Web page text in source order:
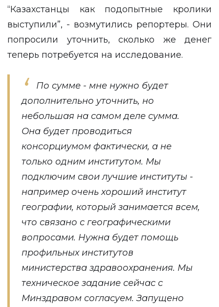
“Казахстанцы как подопытные кролики
выступили”, - возмутились репортеры. Они
попросили уточнить, сколько же денег
теперь потребуется на исследование.
По сумме - мне нужно будет
дополнительно уточнить, но
небольшая на самом деле сумма.
Она будет проводиться
консорциумом фактически, а не
только одним институтом. Мы
подключим свои лучшие институты -
например очень хороший институт
географии, который занимается всем,
что связано с географическими
вопросами. Нужна будет помощь
профильных институтов
министерства здравоохранения. Мы
техническое задание сейчас с
Минздравом согласуем. Запущено